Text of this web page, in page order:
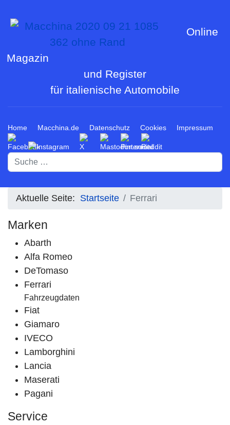
Online
Magazin
und Register
für italienische Automobile
Home Macchina.de Datenschutz Cookies Impressum
Suchen
Aktuelle Seite: Startseite Ferrari
Marken
Abarth
Alfa Romeo
DeTomaso
Ferrari
Fahrzeugdaten
Fiat
Giamaro
IVECO
Lamborghini
Lancia
Maserati
Pagani
Service